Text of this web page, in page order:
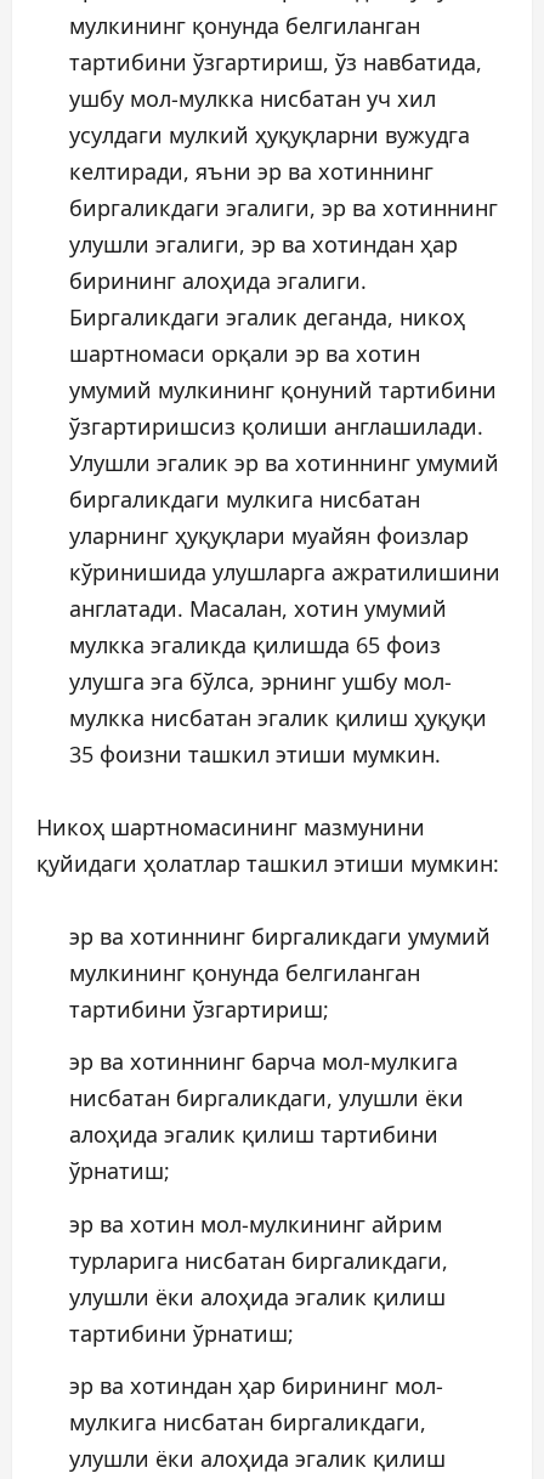
мулкининг қонунда белгиланган
тартибини ўзгартириш, ўз навбатида,
ушбу мол-мулкка нисбатан уч хил
усулдаги мулкий ҳуқуқларни вужудга
келтиради, яъни эр ва хотиннинг
биргаликдаги эгалиги, эр ва хотиннинг
улушли эгалиги, эр ва хотиндан ҳар
бирининг алоҳида эгалиги.
Биргаликдаги эгалик деганда, никоҳ
шартномаси орқали эр ва хотин
умумий мулкининг қонуний тартибини
ўзгартиришсиз қолиши англашилади.
Улушли эгалик эр ва хотиннинг умумий
биргаликдаги мулкига нисбатан
уларнинг ҳуқуқлари муайян фоизлар
кўринишида улушларга ажратилишини
англатади. Масалан, хотин умумий
мулкка эгаликда қилишда 65 фоиз
улушга эга бўлса, эрнинг ушбу мол-
мулкка нисбатан эгалик қилиш ҳуқуқи
35 фоизни ташкил этиши мумкин.
Никоҳ шартномасининг мазмунини
қуйидаги ҳолатлар ташкил этиши мумкин:
эр ва хотиннинг биргаликдаги умумий
мулкининг қонунда белгиланган
тартибини ўзгартириш;
эр ва хотиннинг барча мол-мулкига
нисбатан биргаликдаги, улушли ёки
алоҳида эгалик қилиш тартибини
ўрнатиш;
эр ва хотин мол-мулкининг айрим
турларига нисбатан биргаликдаги,
улушли ёки алоҳида эгалик қилиш
тартибини ўрнатиш;
эр ва хотиндан ҳар бирининг мол-
мулкига нисбатан биргаликдаги,
улушли ёки алоҳида эгалик қилиш